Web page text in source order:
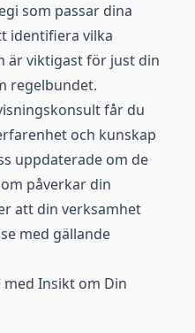
som passar dina
identifiera vilka
är viktigast för just din
regelbundet.
får du
och kunskap
uppdaterade om de
påverkar din
att din verksamhet
med gällande
Insikt om Din